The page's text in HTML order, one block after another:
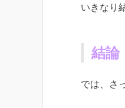
いきなり
結論
では、さ